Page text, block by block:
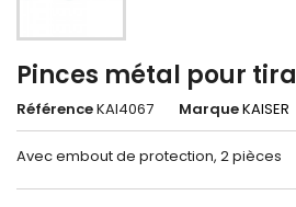
Pinces métal pour
RéférenceKAI4067 MarqueKAISER
Avec embout de protection, 2 pièces